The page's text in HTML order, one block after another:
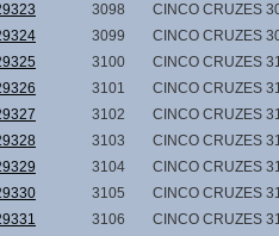
3098
CINCO CRUZES
3099
CINCO CRUZES
3100
CINCO CRUZES
3101
CINCO CRUZES
3102
CINCO CRUZES
3103
CINCO CRUZES
3104
CINCO CRUZES
3105
CINCO CRUZES
3106
CINCO CRUZES